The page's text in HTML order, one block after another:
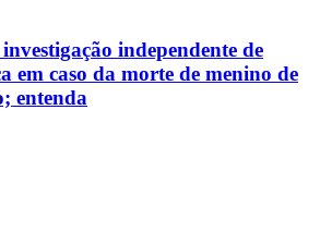
independente de
em caso da morte de menino de
entenda